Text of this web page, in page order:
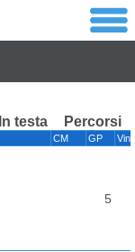
In testa Percorsi
CM GP Vin
5